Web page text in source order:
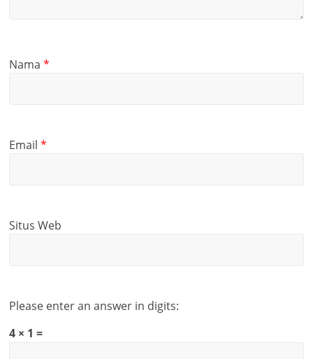
Nama*
Email*
Situs Web
Please enter an answer in digits:
4 × 1 =